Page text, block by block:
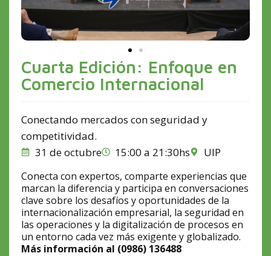
Cuarta Edición: Enfoque en
Comercio Internacional
Conectando mercados con seguridad y
competitividad.
31 de octubre
15:00 a 21:30hs UIP
Conecta con expertos, comparte experiencias que
marcan la diferencia y participa en conversaciones
clave sobre los desafíos y oportunidades de la
internacionalización empresarial, la seguridad en
las operaciones y la digitalización de procesos en
un entorno cada vez más exigente y globalizado.
Más información al (0986) 136488